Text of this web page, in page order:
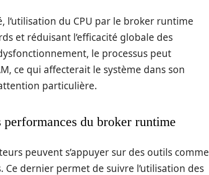
l’utilisation du CPU par le broker runtime
et réduisant l’efficacité globale des
le processus peut
ce qui affecterait le système dans son
particulière.
du broker runtime
peuvent s’appuyer sur des outils comme
dernier permet de suivre l’utilisation des